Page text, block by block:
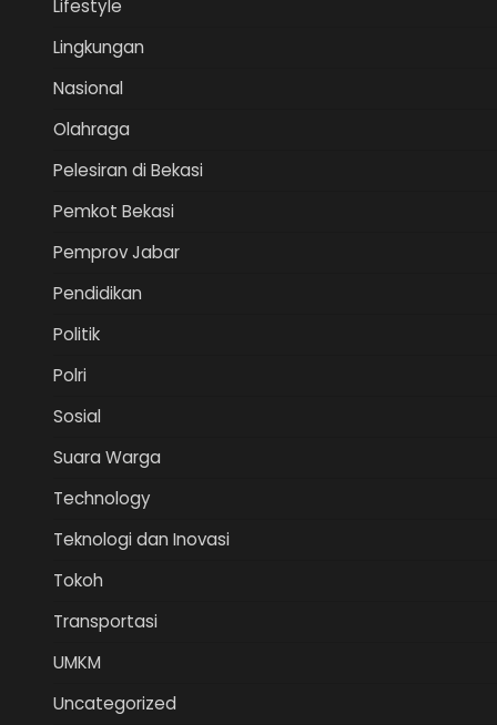
Lifestyle
Lingkungan
Nasional
Olahraga
Pelesiran di Bekasi
Pemkot Bekasi
Pemprov Jabar
Pendidikan
Politik
Polri
Sosial
Suara Warga
Technology
Teknologi dan Inovasi
Tokoh
Transportasi
UMKM
Uncategorized